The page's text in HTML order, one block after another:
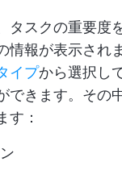
タスクの重要度
情報が表示されま
イプから選択し
できます。その
す：